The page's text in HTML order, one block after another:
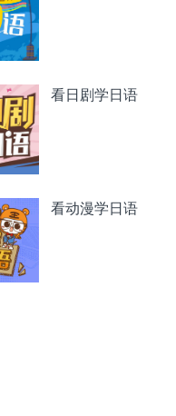
腕前もパーフェクト
て常に上から目線のS
熱演。エリート音大
野田恵の自由奔放な
キュン&爆笑してし
绎了 钢琴和指挥的水
高高在上的眼光看待
音乐大学的天才，被
奔放的言行牵着走的
有很多。
のクラシック音楽の
しからぬ素顔を見せる
るにも関わらず“照れ”
られない姿も焦ったく
看日剧学日语
看动漫学日语